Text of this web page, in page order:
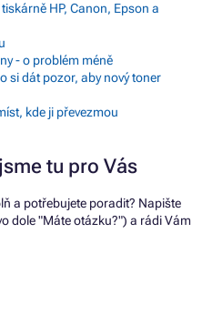
HP, Canon, Epson a
- o problém méně
si dát pozor, aby nový toner
kde ji převezmou
tu pro Vás
a potřebujete poradit? Napište
dole "Máte otázku?") a rádi Vám